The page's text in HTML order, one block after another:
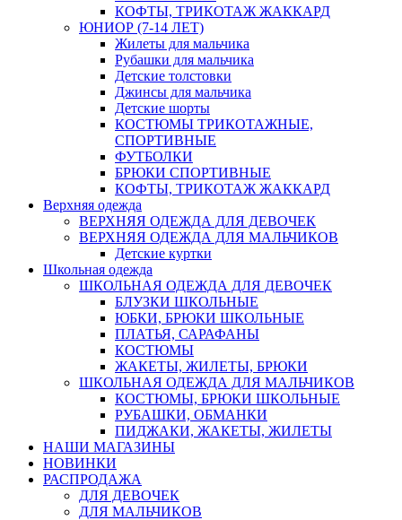
КОФТЫ, ТРИКОТАЖ ЖАККАРД
ЮНИОР (7-14 ЛЕТ)
Жилеты для мальчика
Рубашки для мальчика
Детские толстовки
Джинсы для мальчика
Детские шорты
КОСТЮМЫ ТРИКОТАЖНЫЕ,
СПОРТИВНЫЕ
ФУТБОЛКИ
БРЮКИ СПОРТИВНЫЕ
КОФТЫ, ТРИКОТАЖ ЖАККАРД
Верхняя одежда
ВЕРХНЯЯ ОДЕЖДА ДЛЯ ДЕВОЧЕК
ВЕРХНЯЯ ОДЕЖДА ДЛЯ МАЛЬЧИКОВ
Детские куртки
Школьная одежда
ШКОЛЬНАЯ ОДЕЖДА ДЛЯ ДЕВОЧЕК
БЛУЗКИ ШКОЛЬНЫЕ
ЮБКИ, БРЮКИ ШКОЛЬНЫЕ
ПЛАТЬЯ, САРАФАНЫ
КОСТЮМЫ
ЖАКЕТЫ, ЖИЛЕТЫ, БРЮКИ
ШКОЛЬНАЯ ОДЕЖДА ДЛЯ МАЛЬЧИКОВ
КОСТЮМЫ, БРЮКИ ШКОЛЬНЫЕ
РУБАШКИ, ОБМАНКИ
ПИДЖАКИ, ЖАКЕТЫ, ЖИЛЕТЫ
НАШИ МАГАЗИНЫ
НОВИНКИ
РАСПРОДАЖА
ДЛЯ ДЕВОЧЕК
ДЛЯ МАЛЬЧИКОВ